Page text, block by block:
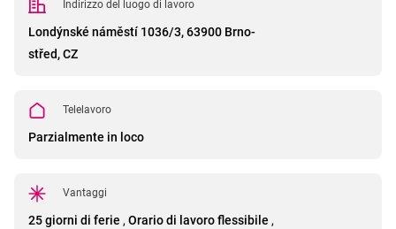
Indirizzo del luogo di lavoro
Londýnské náměstí 1036/3, 63900 Brno-
střed, CZ
Telelavoro
Parzialmente in loco
Vantaggi
25 giorni di ferie , Orario di lavoro flessibile ,